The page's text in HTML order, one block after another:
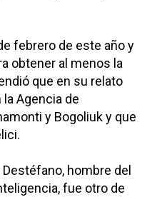
febrero de este año y
obtener al menos la
que en su relato
Agencia de
y Bogoliuk y que
hombre del
fue otro de